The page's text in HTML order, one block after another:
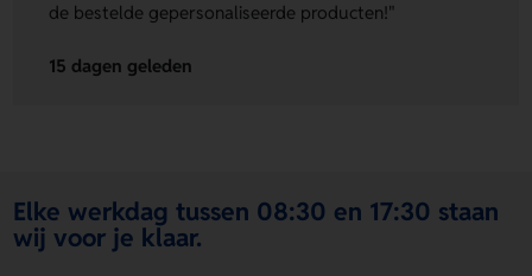
de bestelde gepersonaliseerde producten!"
15 dagen geleden
Elke werkdag tussen 08:30 en 17:30 staan
wij voor je klaar.